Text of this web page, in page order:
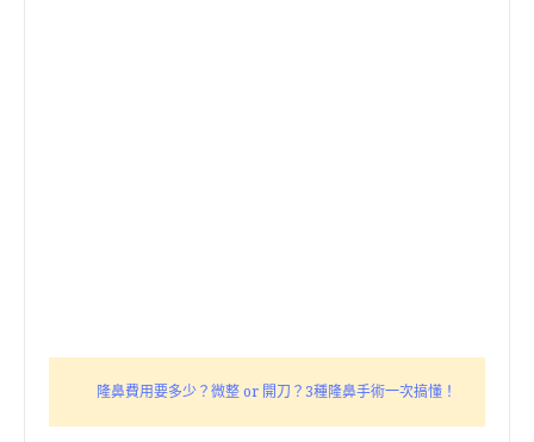
隆鼻費用要多少？微整 or 開刀？3種隆鼻手術一次搞懂！